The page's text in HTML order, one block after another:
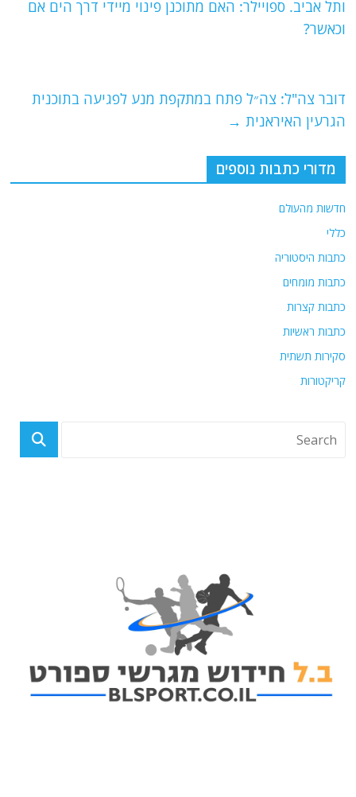
A
p
ra
b
k
ותל אביב. ספויילר: האם מתוכנן פינוי מיידי דרך הים אם
וכאשר?
דובר צה"ל: צה״ל פתח במתקפת מנע לפגיעה בתוכנית
הגרעין האיראנית →
מדורי כתבות נוספים
חדשות מהעולם
כללי
כתבות היסטוריה
כתבות מומחים
כתבות קצרות
כתבות ראשיות
סקירות תשתית
קריקטורות